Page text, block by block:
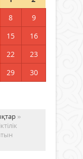
8
9
15
16
22
23
29
30
»